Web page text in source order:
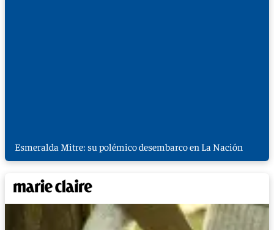
Esmeralda Mitre: su polémico desembarco en La Nación